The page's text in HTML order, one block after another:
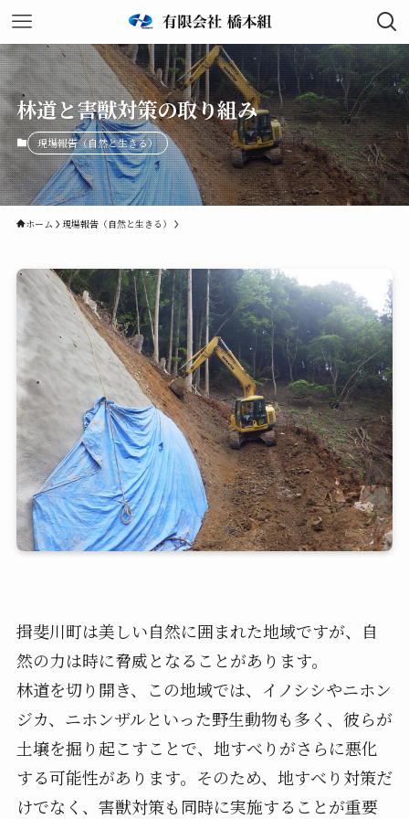
林道と害獣対策の取り組み
現場報告（自然と生きる）
ホーム 現場報告（自然と生きる）
揖斐川町は美しい自然に囲まれた地域ですが、自
然の力は時に脅威となることがあります。
林道を切り開き、この地域では、イノシシやニホン
ジカ、ニホンザルといった野生動物も多く、彼らが
土壌を掘り起こすことで、地すべりがさらに悪化
する可能性があります。そのため、地すべり対策だ
けでなく、害獣対策も同時に実施することが重要